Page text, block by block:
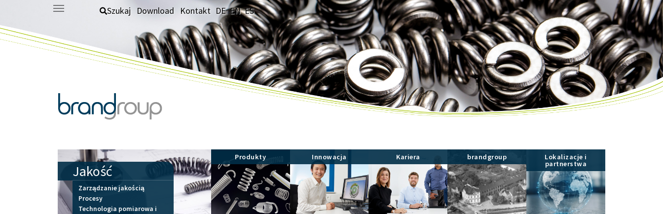
Skip to main content Szukaj Download Kontakt DE EN ES
Jakość
Zarządzanie jakością
Procesy
Technologia pomiarowa i
Produkty Innowacja Kariera brandgroup Lokalizacje i
partnerstwa